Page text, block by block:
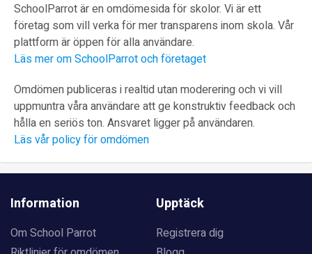
SchoolParrot är en omdömesida för skolor. Vi är ett
företag som vill verka för mer transparens inom skola. Vår
plattform är öppen för alla användare.
Läs mer om SchoolParrot och företaget
Omdömen publiceras i realtid utan moderering och vi vill
uppmuntra våra användare att ge konstruktiv feedback och
hålla en seriös ton. Ansvaret ligger på användaren.
Läs vår policy för omdömen
Information
Om School Parrot
Upptäck
Registrera dig